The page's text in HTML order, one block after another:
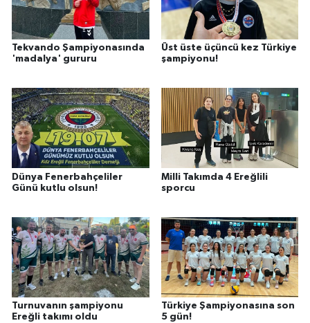
Tekvando Şampiyonasında
'madalya' gururu
Üst üste üçüncü kez Türkiye
şampiyonu!
Dünya Fenerbahçeliler
Günü kutlu olsun!
Milli Takımda 4 Ereğlili
sporcu
Turnuvanın şampiyonu
Ereğli takımı oldu
Türkiye Şampiyonasına son
5 gün!